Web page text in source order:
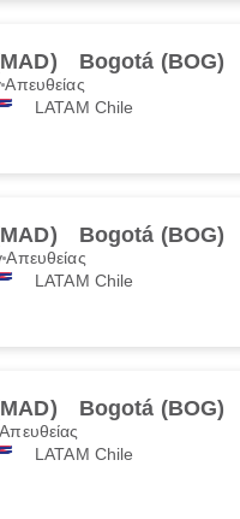
Bogotá (BOG)
Απευθείας
LATAM Chile
Bogotá (BOG)
Απευθείας
LATAM Chile
Bogotá (BOG)
Απευθείας
LATAM Chile